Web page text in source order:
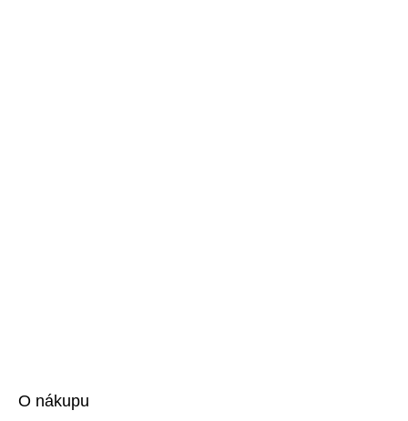
O nákupu